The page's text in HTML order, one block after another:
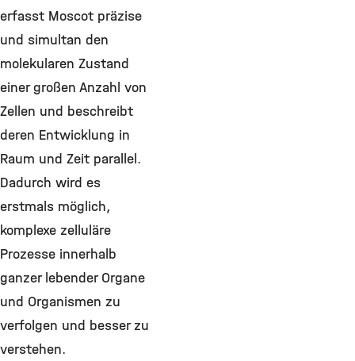
erfasst Moscot präzise
und simultan den
molekularen Zustand
einer großen Anzahl von
Zellen und beschreibt
deren Entwicklung in
Raum und Zeit parallel.
Dadurch wird es
erstmals möglich,
komplexe zelluläre
Prozesse innerhalb
ganzer lebender Organe
und Organismen zu
verfolgen und besser zu
verstehen.